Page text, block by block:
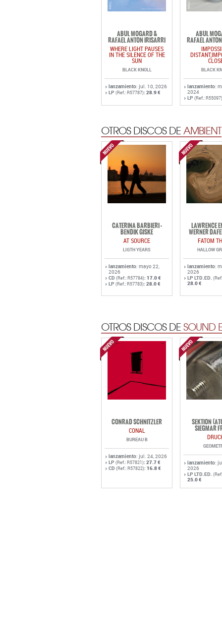
ABUL MOGARD &
RAFAEL ANTON IRISARRI
WHERE LIGHT PAUSES
IN THE SILENCE OF THE
SUN
BLACK KNOLL
lanzamiento: jul. 10, 2026
LP (Ref.: R57787): 28.9 €
ABUL
RAFAEL
BLACK
lanzamiento:
2024
LP (Ref.: R55097)
OTROS DISCOS DEAMBIENT
CATERINA BARBIERI -
BENDIK GISKE
AT SOURCE
LIGTH YEARS
lanzamiento: mayo 22,
2026
CD (Ref.: R57784): 17.0 €
LP (Ref.: R57783): 28.0 €
LAWRENCE
WERNER
FATOM
HALLOW
lanzamiento:
2026
LP LTD.ED.
28.0 €
OTROS DISCOS DESOUND
CONRAD SCHNITZLER
CONAL
BUREAU B
lanzamiento: jul. 24, 2026
LP (Ref.: R57821): 27.7 €
CD (Ref.: R57822): 16.8 €
SEKTION
SIEGMAR
lanzamiento:
2026
LP LTD.ED.
25.0 €